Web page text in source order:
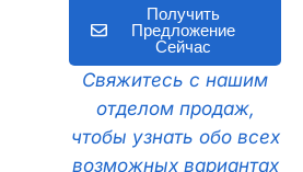
Получить
Предложение
Сейчас
Свяжитесь с нашим
отделом продаж,
чтобы узнать обо всех
возможных вариантах